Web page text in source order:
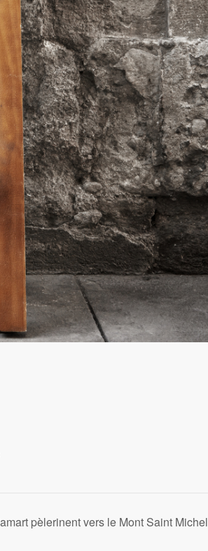
pèlerinent vers le Mont Saint Michel